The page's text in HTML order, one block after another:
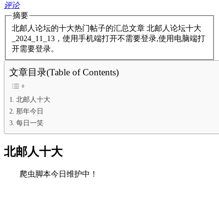
评论
摘要
北邮人论坛的十大热门帖子的汇总文章 北邮人论坛十大
_2024_11_13，使用手机端打开不需要登录,使用电脑端打
开需要登录。
文章目录(Table of Contents)
北邮人十大
那年今日
每日一笑
北邮人十大
爬虫脚本今日维护中！